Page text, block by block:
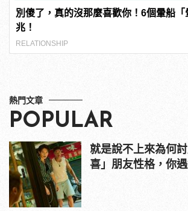
別傻了，真的沒那麼喜歡你！6個暈船
兆！
RELATIONSHIP
熱門文章
POPULAR
就是說不上來為何
喜」朋友性格，你